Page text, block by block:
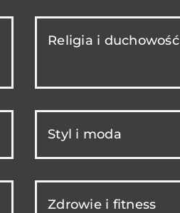
Religia i duchowość
Styl i moda
Zdrowie i fitness